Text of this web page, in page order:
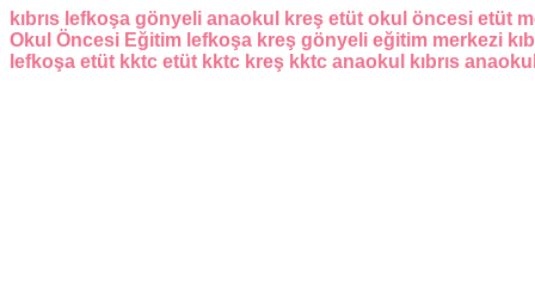
kıbrıs lefkoşa gönyeli anaokul kreş etüt okul öncesi etüt
Okul Öncesi Eğitim lefkoşa kreş gönyeli eğitim merkezi
lefkoşa etüt kktc etüt kktc kreş kktc anaokul kıbrıs